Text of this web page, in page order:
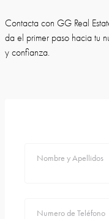
Contacta con GG Real
da el primer paso hacia tu
y confianza.
Nombre y Apellidos
Numero de Teléfono